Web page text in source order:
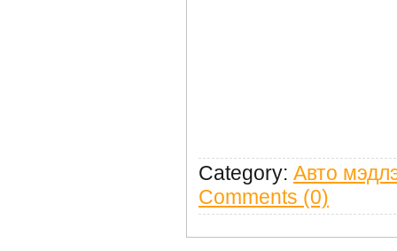
Category: Авто
Comments (0)